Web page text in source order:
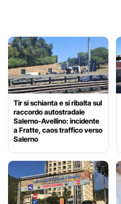
Tir si schianta e si ribalta sul
raccordo autostradale
Salerno-Avellino: incidente
a Fratte, caos traffico verso
Salerno